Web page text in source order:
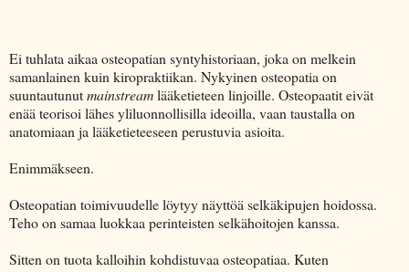
Ei tuhlata aikaa osteopatian syntyhistoriaan, joka on melkein
samanlainen kuin kiropraktiikan. Nykyinen osteopatia on
suuntautunutmainstreamlääketieteen linjoille. Osteopaatit eivät
enää teorisoi lähes yliluonnollisilla ideoilla, vaan taustalla on
anatomiaan ja lääketieteeseen perustuvia asioita.
Enimmäkseen.
Osteopatian toimivuudelle löytyy näyttöä selkäkipujen hoidossa.
Teho on samaa luokkaa perinteisten selkähoitojen kanssa.
Sitten on tuota kalloihin kohdistuvaa osteopatiaa. Kuten